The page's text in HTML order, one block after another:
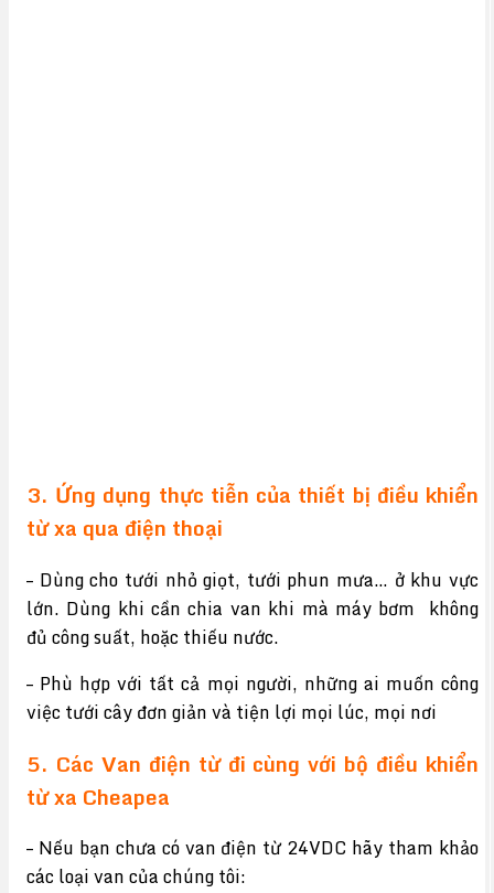
3. Ứng dụng thực tiễn của thiết bị điều khiển
từ xa qua điện thoại
– Dùng cho tưới nhỏ giọt, tưới phun mưa… ở khu vực
lớn. Dùng khi cần chia van khi mà máy bơm không
đủ công suất, hoặc thiếu nước.
– Phù hợp với tất cả mọi người, những ai muốn công
việc tưới cây đơn giản và tiện lợi mọi lúc, mọi nơi
5. Các Van điện từ đi cùng với bộ điều khiển
từ xa Cheapea
– Nếu bạn chưa có van điện từ 24VDC hãy tham khảo
các loại van của chúng tôi: